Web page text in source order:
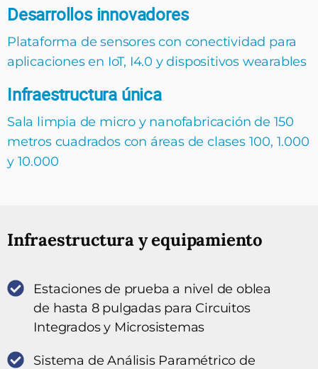
Desarrollos innovadores
Plataforma de sensores con conectividad para
aplicaciones en IoT, I4.0 y dispositivos wearables
Infraestructura única
Sala limpia de micro y nanofabricación de 150
metros cuadrados con áreas de clases 100, 1.000
y 10.000
Infraestructura y equipamiento
Estaciones de prueba a nivel de oblea
de hasta 8 pulgadas para Circuitos
Integrados y Microsistemas
Sistema de Análisis Paramétrico de